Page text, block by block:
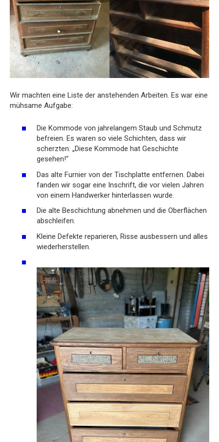
Wir machten eine Liste der anstehenden Arbeiten. Es war eine
mühsame Aufgabe:
Die Kommode von jahrelangem Staub und Schmutz
befreien. Es waren so viele Schichten, dass wir
scherzten: „Diese Kommode hat Geschichte
gesehen!“
Das alte Furnier von der Tischplatte entfernen. Dabei
fanden wir sogar eine Inschrift, die vor vielen Jahren
von einem Handwerker hinterlassen wurde.
Die alte Beschichtung abnehmen und die Oberflächen
abschleifen.
Kleine Defekte reparieren, Risse ausbessern und alles
wiederherstellen.